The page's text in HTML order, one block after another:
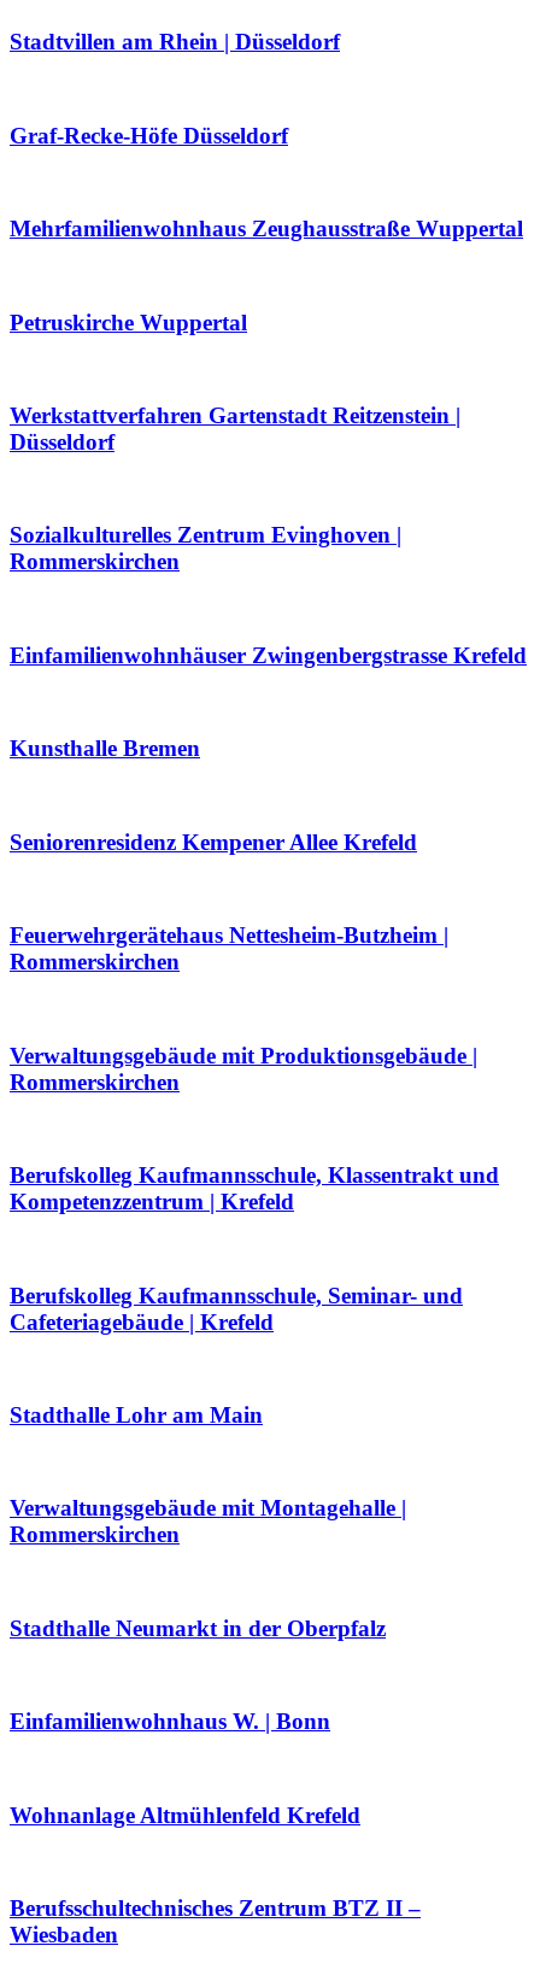
Stadtvillen am Rhein | Düsseldorf
Graf-Recke-Höfe Düsseldorf
Mehrfamilienwohnhaus Zeughausstraße Wuppertal
Petruskirche Wuppertal
Werkstattverfahren Gartenstadt Reitzenstein |
Düsseldorf
Sozialkulturelles Zentrum Evinghoven |
Rommerskirchen
Einfamilienwohnhäuser Zwingenbergstrasse Krefeld
Kunsthalle Bremen
Seniorenresidenz Kempener Allee Krefeld
Feuerwehrgerätehaus Nettesheim-Butzheim |
Rommerskirchen
Verwaltungsgebäude mit Produktionsgebäude |
Rommerskirchen
Berufskolleg Kaufmannsschule, Klassentrakt und
Kompetenzzentrum | Krefeld
Berufskolleg Kaufmannsschule, Seminar- und
Cafeteriagebäude | Krefeld
Stadthalle Lohr am Main
Verwaltungsgebäude mit Montagehalle |
Rommerskirchen
Stadthalle Neumarkt in der Oberpfalz
Einfamilienwohnhaus W. | Bonn
Wohnanlage Altmühlenfeld Krefeld
Berufsschultechnisches Zentrum BTZ II –
Wiesbaden